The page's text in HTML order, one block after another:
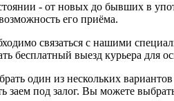
- от новых до бывших в
его приёма.
связаться с нашими
бесплатный выезд курьера для
один из нескольких
заем под залог. Вы можете